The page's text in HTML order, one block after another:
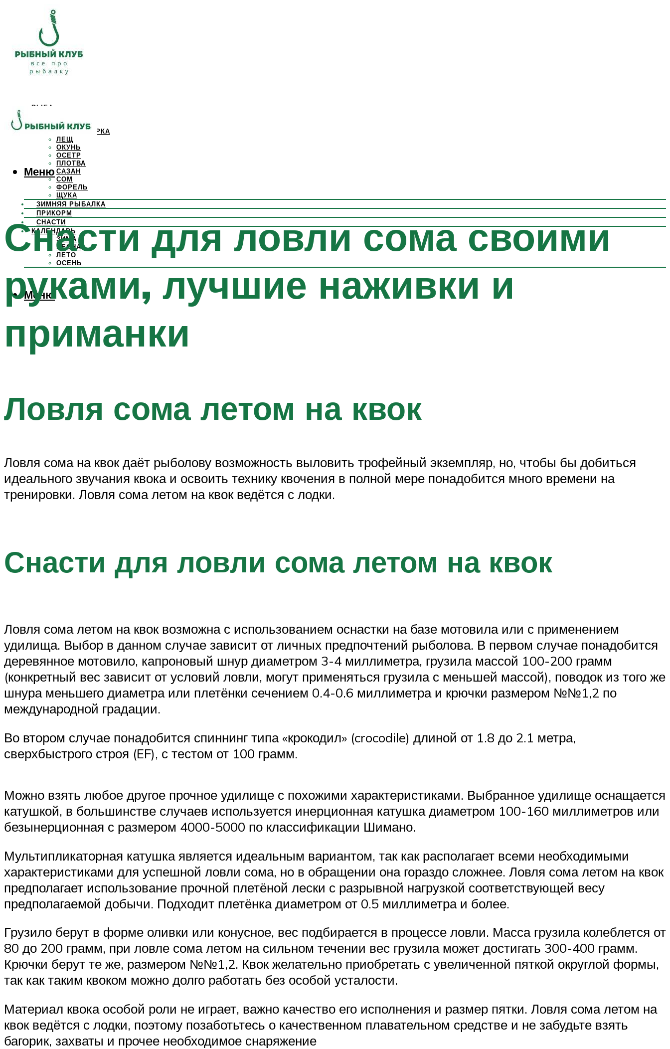
РЫБА
КАРП
КРАСНОПЕРКА
ЛЕЩ
ОКУНЬ
ОСЕТР
ПЛОТВА
САЗАН
СОМ
ФОРЕЛЬ
ЩУКА
ЗИМНЯЯ РЫБАЛКА
ПРИКОРМ
СНАСТИ
КАЛЕНДАРЬ
ЗИМА
ВЕСНА
ЛЕТО
ОСЕНЬ
Меню
Меню
Снасти для ловли сома своими
руками, лучшие наживки и
приманки
Ловля сома летом на квок
Ловля сома на квок даёт рыболову возможность выловить трофейный экземпляр, но, чтобы бы добиться
идеального звучания квока и освоить технику квочения в полной мере понадобится много времени на
тренировки. Ловля сома летом на квок ведётся с лодки.
Снасти для ловли сома летом на квок
Ловля сома летом на квок возможна с использованием оснастки на базе мотовила или с применением
удилища. Выбор в данном случае зависит от личных предпочтений рыболова. В первом случае понадобится
деревянное мотовило, капроновый шнур диаметром 3-4 миллиметра, грузила массой 100-200 грамм
(конкретный вес зависит от условий ловли, могут применяться грузила с меньшей массой), поводок из того же
шнура меньшего диаметра или плетёнки сечением 0.4-0.6 миллиметра и крючки размером №№1,2 по
международной градации.
Во втором случае понадобится спиннинг типа «крокодил» (crocodile) длиной от 1.8 до 2.1 метра,
сверхбыстрого строя (EF), с тестом от 100 грамм.
Можно взять любое другое прочное удилище с похожими характеристиками. Выбранное удилище оснащается
катушкой, в большинстве случаев используется инерционная катушка диаметром 100-160 миллиметров или
безынерционная с размером 4000-5000 по классификации Шимано.
Мультипликаторная катушка является идеальным вариантом, так как располагает всеми необходимыми
характеристиками для успешной ловли сома, но в обращении она гораздо сложнее. Ловля сома летом на квок
предполагает использование прочной плетёной лески с разрывной нагрузкой соответствующей весу
предполагаемой добычи. Подходит плетёнка диаметром от 0.5 миллиметра и более.
Грузило берут в форме оливки или конусное, вес подбирается в процессе ловли. Масса грузила колеблется от
80 до 200 грамм, при ловле сома летом на сильном течении вес грузила может достигать 300-400 грамм.
Крючки берут те же, размером №№1,2. Квок желательно приобретать с увеличенной пяткой округлой формы,
так как таким квоком можно долго работать без особой усталости.
Материал квока особой роли не играет, важно качество его исполнения и размер пятки. Ловля сома летом на
квок ведётся с лодки, поэтому позаботьтесь о качественном плавательном средстве и не забудьте взять
багорик, захваты и прочее необходимое снаряжение